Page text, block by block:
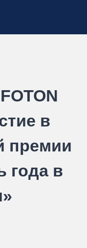
в
премии
года в